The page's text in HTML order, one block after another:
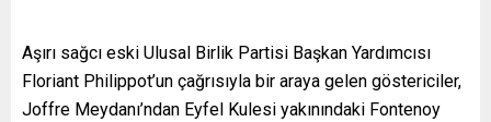
Aşırı sağcı eski Ulusal Birlik Partisi Başkan Yardımcısı
Floriant Philippot’un çağrısıyla bir araya gelen göstericiler,
Joffre Meydanı’ndan Eyfel Kulesi yakınındaki Fontenoy